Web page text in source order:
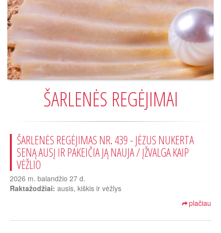
ŠARLENĖS REGĖJIMAI
ŠARLENĖS REGĖJIMAS NR. 439 - JĖZUS NUKERTA
SENĄ AUSĮ IR PAKEIČIA JĄ NAUJA / ĮŽVALGA KAIP
VĖŽLIO
2026 m. balandžio 27 d.
Raktažodžiai: ausis, kiškis ir vėžlys
plačiau